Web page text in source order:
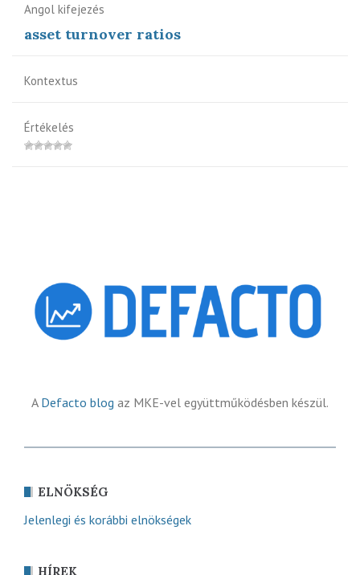
Angol kifejezés
asset turnover ratios
Kontextus
Értékelés
A Defacto blog az MKE-vel együttműködésben készül.
ELNÖKSÉG
Jelenlegi és korábbi elnökségek
HÍREK